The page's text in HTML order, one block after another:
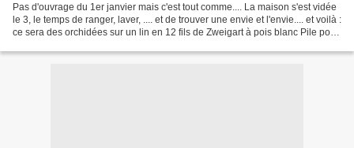
Pas d'ouvrage du 1er janvier mais c'est tout comme.... La maison s'est vidée
le 3, le temps de ranger, laver, .... et de trouver une envie et l'envie.... et voilà :
ce sera des orchidées sur un lin en 12 fils de Zweigart à pois blanc Pile poil